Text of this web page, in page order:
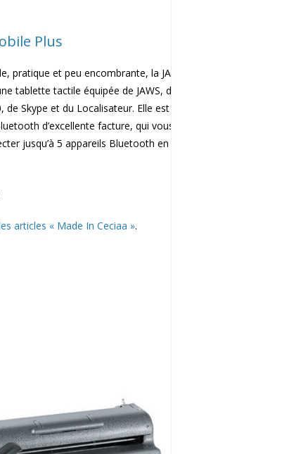
Plus
pratique et peu encombrante, la JAWS
tablette tactile équipée de JAWS, de la
Skype et du Localisateur. Elle est livrée
d’excellente facture, qui vous
jusqu’à 5 appareils Bluetooth en
articles « Made In Ceciaa ».